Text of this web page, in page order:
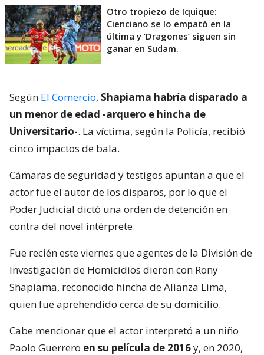
Otro tropiezo de Iquique:
Cienciano se lo empató en la
última y ’Dragones’ siguen sin
ganar en Sudam.
Según El Comercio, Shapiama habría disparado a
un menor de edad -arquero e hincha de
Universitario-. La víctima, según la Policía, recibió
cinco impactos de bala.
Cámaras de seguridad y testigos apuntan a que el
actor fue el autor de los disparos, por lo que el
Poder Judicial dictó una orden de detención en
contra del novel intérprete.
Fue recién este viernes que agentes de la División de
Investigación de Homicidios dieron con Rony
Shapiama, reconocido hincha de Alianza Lima,
quien fue aprehendido cerca de su domicilio.
Cabe mencionar que el actor interpretó a un niño
Paolo Guerrero en su película de 2016y, en 2020,